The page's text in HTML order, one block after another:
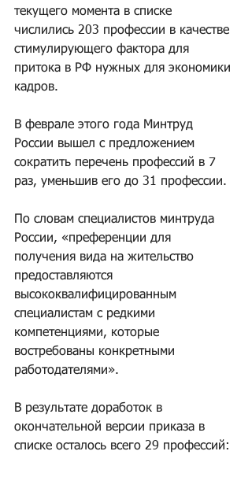
текущего момента в списке
числились 203 профессии в качестве
стимулирующего фактора для
притока в РФ нужных для экономики
кадров.
В феврале этого года Минтруд
России вышел с предложением
сократить перечень профессий в 7
раз, уменьшив его до 31 профессии.
По словам специалистов минтруда
России, «преференции для
получения вида на жительство
предоставляются
высококвалифицированным
специалистам с редкими
компетенциями, которые
востребованы конкретными
работодателями».
В результате доработок в
окончательной версии приказа в
списке осталось всего 29 профессий: